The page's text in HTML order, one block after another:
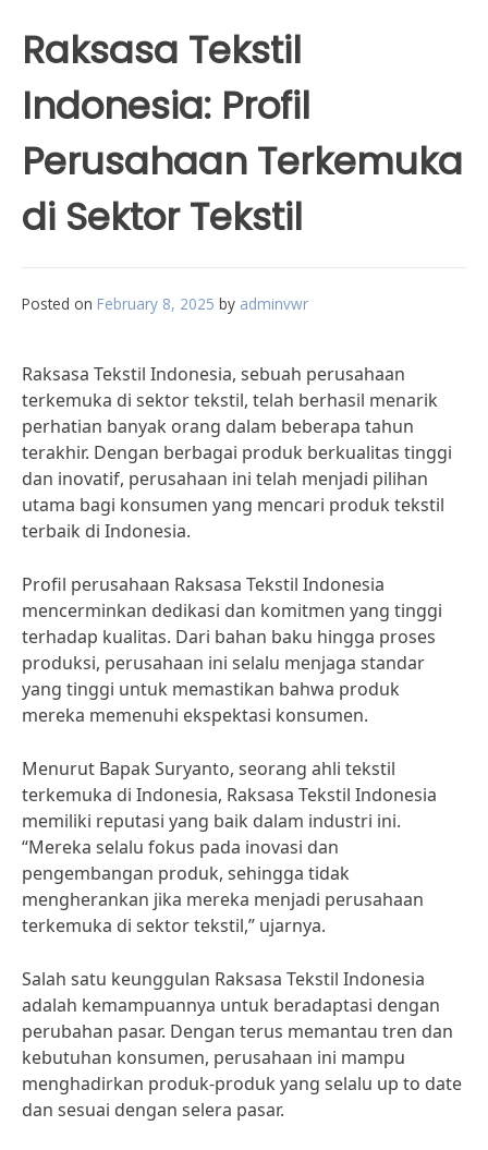
Raksasa Tekstil
Indonesia: Profil
Perusahaan Terkemuka
di Sektor Tekstil
Posted on February 8, 2025 by adminvwr
Raksasa Tekstil Indonesia, sebuah perusahaan
terkemuka di sektor tekstil, telah berhasil menarik
perhatian banyak orang dalam beberapa tahun
terakhir. Dengan berbagai produk berkualitas tinggi
dan inovatif, perusahaan ini telah menjadi pilihan
utama bagi konsumen yang mencari produk tekstil
terbaik di Indonesia.
Profil perusahaan Raksasa Tekstil Indonesia
mencerminkan dedikasi dan komitmen yang tinggi
terhadap kualitas. Dari bahan baku hingga proses
produksi, perusahaan ini selalu menjaga standar
yang tinggi untuk memastikan bahwa produk
mereka memenuhi ekspektasi konsumen.
Menurut Bapak Suryanto, seorang ahli tekstil
terkemuka di Indonesia, Raksasa Tekstil Indonesia
memiliki reputasi yang baik dalam industri ini.
“Mereka selalu fokus pada inovasi dan
pengembangan produk, sehingga tidak
mengherankan jika mereka menjadi perusahaan
terkemuka di sektor tekstil,” ujarnya.
Salah satu keunggulan Raksasa Tekstil Indonesia
adalah kemampuannya untuk beradaptasi dengan
perubahan pasar. Dengan terus memantau tren dan
kebutuhan konsumen, perusahaan ini mampu
menghadirkan produk-produk yang selalu up to date
dan sesuai dengan selera pasar.